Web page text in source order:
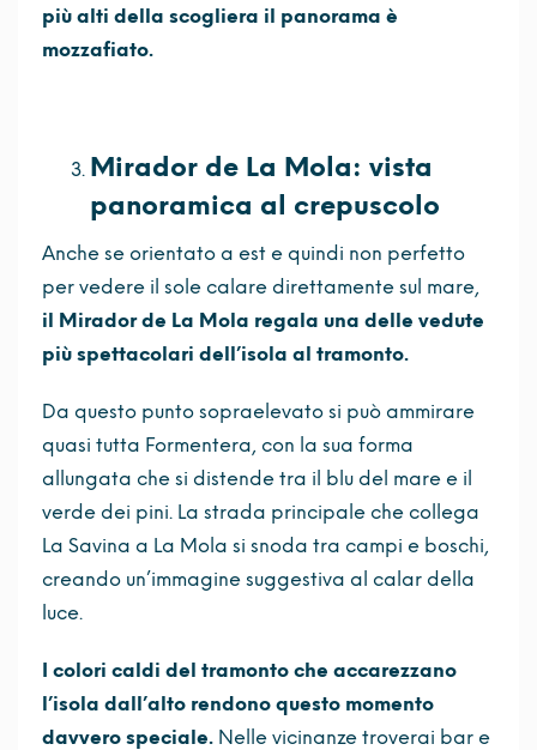
più alti della scogliera il panorama è
mozzafiato.
Mirador de La Mola: vista
panoramica al crepuscolo
Anche se orientato a est e quindi non perfetto
per vedere il sole calare direttamente sul mare,
il Mirador de La Mola regala una delle vedute
più spettacolari dell’isola al tramonto.
Da questo punto sopraelevato si può ammirare
quasi tutta Formentera, con la sua forma
allungata che si distende tra il blu del mare e il
verde dei pini. La strada principale che collega
La Savina a La Mola si snoda tra campi e boschi,
creando un’immagine suggestiva al calar della
luce.
I colori caldi del tramonto che accarezzano
l’isola dall’alto rendono questo momento
davvero speciale. Nelle vicinanze troverai bar e